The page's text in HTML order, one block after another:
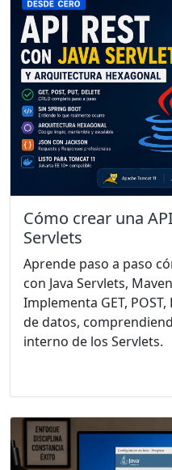
Cómo crear una
Servlets
Aprende paso a paso
con Java Servlets,
Implementa GET, POST,
de datos,
interno de los Servlets.